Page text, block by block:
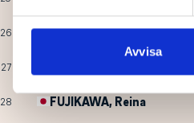
sociala medier och
till de sociala medier och
Avvisa
26 LIGNELL, Andrea
27
28 FUJIKAWA, Reina